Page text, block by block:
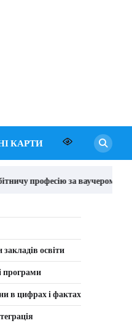
державної
КАРТИ
професію за ваучером
освіти
програми
в цифрах і фактах